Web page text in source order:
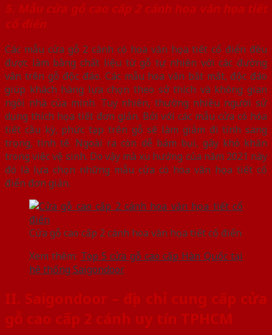
5. Mẫu cửa gỗ cao cấp 2 cánh hoa văn họa tiết
cổ điển
Các mẫu cửa gỗ 2 cánh có hoa văn họa tiết cổ điển đều
được làm bằng chất liệu từ gỗ tự nhiên với các đường
vân trên gỗ độc đáo. Các mẫu hoa văn bắt mắt, độc đáo
giúp khách hàng lựa chọn theo sở thích và không gian
ngôi nhà của mình. Tuy nhiên, thường nhiều người sử
dụng thích họa tiết đơn giản. Bởi với các mẫu cửa có hóa
tiết cầu kỳ, phức tạp trên gỗ sẽ làm giảm đi tính sang
trọng, tinh tế. Ngoài ra còn dễ bám bụi, gây khó khăn
trong việc vệ sinh. Do vậy mà xu hướng của năm 2021 này
đó là lựa chọn những mẫu cửa có hoa văn họa tiết cổ
điển đơn giản.
Cửa gỗ cao cấp 2 cánh hoa văn họa tiết cổ điển
Xem thêm: Top 5 cửa gỗ cao cấp Hàn Quốc tại
hệ thống Saigondoor
II. Saigondoor – địa chỉ cung cấp cửa
gỗ cao cấp 2 cánh uy tín TPHCM